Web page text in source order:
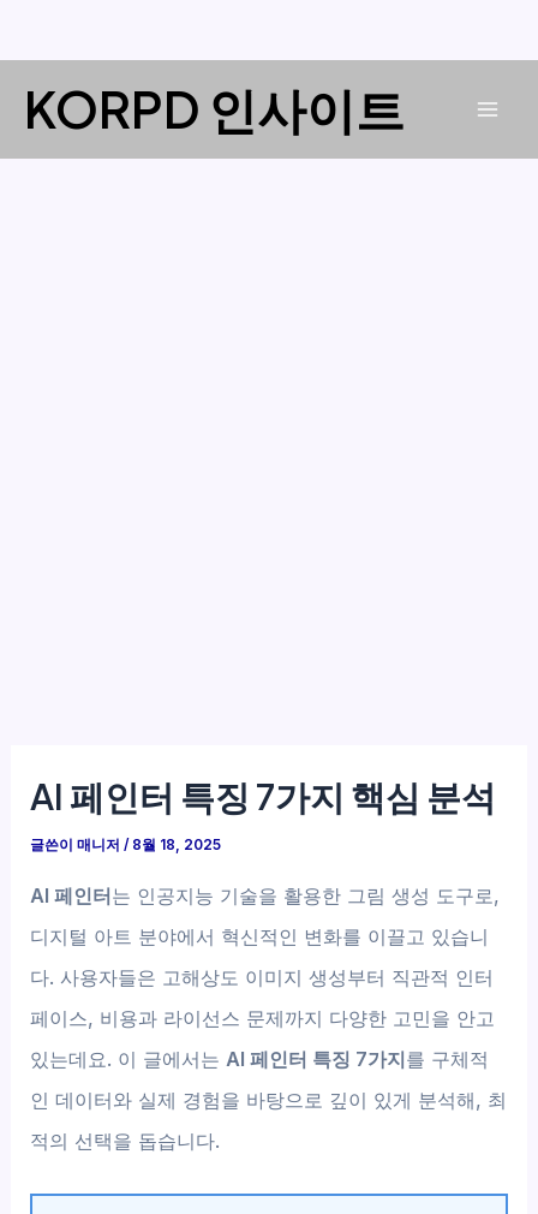
KORPD 인사이트
AI 페인터 특징 7가지 핵심 분석
글쓴이매니저/ 8월 18, 2025
AI 페인터는 인공지능 기술을 활용한 그림 생성 도구로,
디지털 아트 분야에서 혁신적인 변화를 이끌고 있습니
다. 사용자들은 고해상도 이미지 생성부터 직관적 인터
페이스, 비용과 라이선스 문제까지 다양한 고민을 안고
있는데요. 이 글에서는AI 페인터 특징 7가지를 구체적
인 데이터와 실제 경험을 바탕으로 깊이 있게 분석해, 최
적의 선택을 돕습니다.